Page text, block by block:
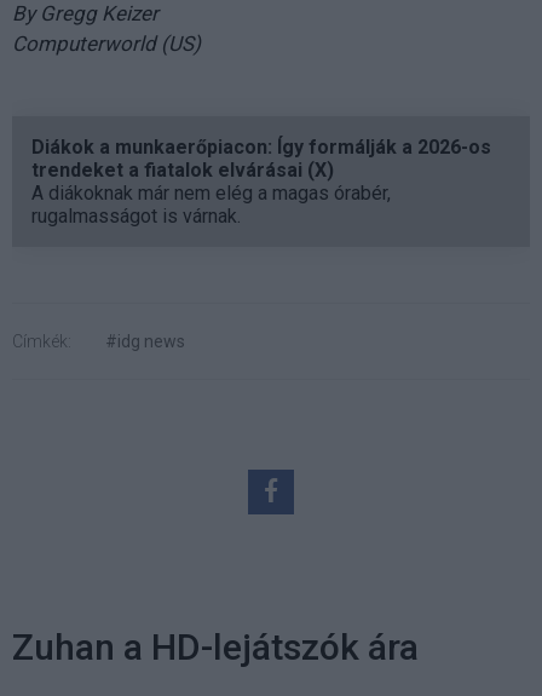
By Gregg Keizer
Computerworld (US)
Diákok a munkaerőpiacon: Így formálják a 2026-os
trendeket a fiatalok elvárásai (X)
A diákoknak már nem elég a magas órabér,
rugalmasságot is várnak.
Címkék: #idg news
Zuhan a HD-lejátszók ára